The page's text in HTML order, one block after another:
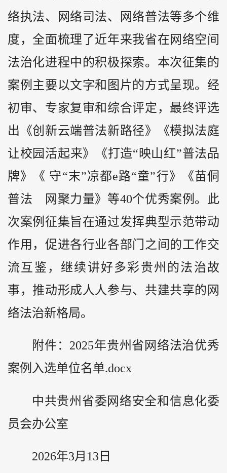
络执法、网络司法、网络普法等多个维
度，全面梳理了近年来我省在网络空间
法治化进程中的积极探索。本次征集的
案例主要以文字和图片的方式呈现。经
初审、专家复审和综合评定，最终评选
出《创新云端普法新路径》《模拟法庭
让校园活起来》《打造“映山红”普法品
牌》《 守“末”凉都e路“童”行》《苗侗
普法 网聚力量》等40个优秀案例。此
次案例征集旨在通过发挥典型示范带动
作用，促进各行业各部门之间的工作交
流互鉴，继续讲好多彩贵州的法治故
事，推动形成人人参与、共建共享的网
络法治新格局。
附件：2025年贵州省网络法治优秀
案例入选单位名单.docx
中共贵州省委网络安全和信息化委
员会办公室
2026年3月13日